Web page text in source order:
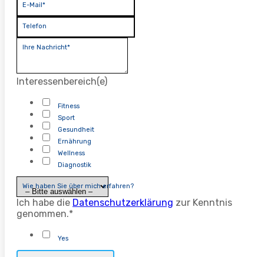
E-Mail*
Telefon
Ihre Nachricht*
Interessenbereich(e)
Fitness
Sport
Gesundheit
Ernährung
Wellness
Diagnostik
Wie haben Sie über mich erfahren?
Ich habe die Datenschutzerklärung zur Kenntnis
genommen.*
Yes